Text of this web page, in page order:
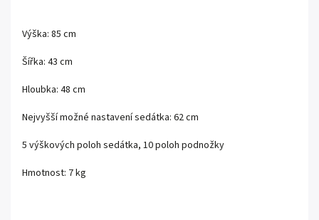
Výška: 85 cm
Šířka: 43 cm
Hloubka: 48 cm
Nejvyšší možné nastavení sedátka: 62 cm
5 výškových poloh sedátka, 10 poloh podnožky
Hmotnost: 7 kg